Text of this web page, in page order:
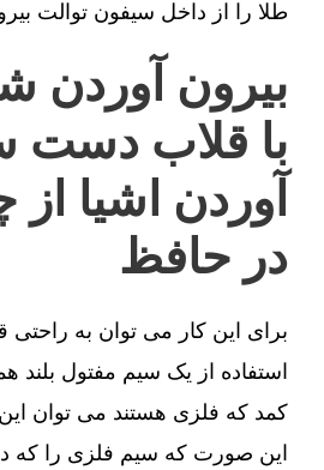
طلا را از داخل سیفون توالت
بیرون آوردن
با قلاب دست
آوردن اشیا از
در حافظ
برای این کار می توان به
استفاده از یک سیم مفتول بلند
کمد که فلزی هستند می توان این
این صورت که سیم فلزی را که